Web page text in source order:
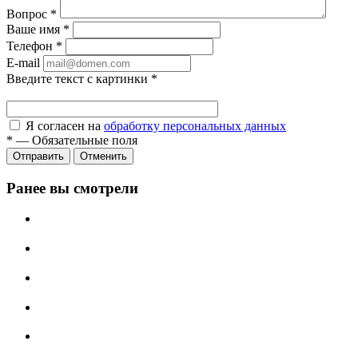
Вопрос *
Ваше имя *
Телефон *
E-mail
Введите текст с картинки *
Я согласен на обработку персональных данных
* — Обязательные поля
Отправить Отменить
Ранее вы смотрели